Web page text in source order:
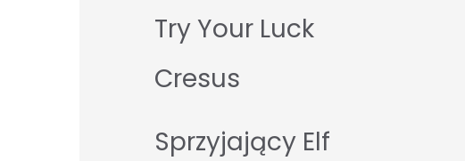
Try Your Luck
Cresus
Sprzyjający Elf